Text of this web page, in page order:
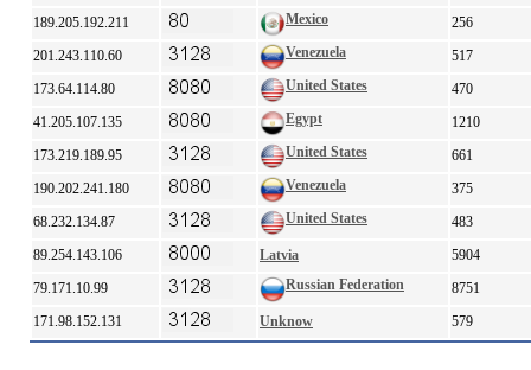
189.205.192.211
Mexico
256
201.243.110.60
Venezuela
517
173.64.114.80
United States
470
41.205.107.135
Egypt
1210
173.219.189.95
United States
661
190.202.241.180
Venezuela
375
68.232.134.87
United States
483
89.254.143.106
Latvia
5904
79.171.10.99
Russian Federation
8751
171.98.152.131
Unknow 579